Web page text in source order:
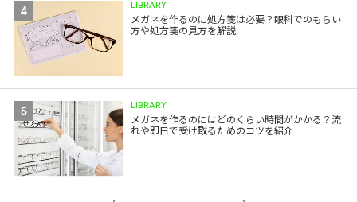
4
LIBRARY
メガネを作るのに処方箋は必要？眼科でのもらい
方や処方箋の見方を解説
5
LIBRARY
メガネを作るのにはどのくらい時間がかかる？流
れや即日で受け取るためのコツを紹介